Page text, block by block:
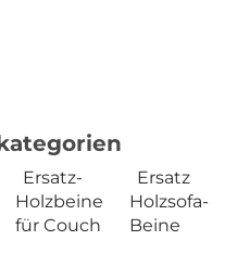
Ersatz-
Holzbeine
für Couch
Ersatz
Holzsofa-
Beine